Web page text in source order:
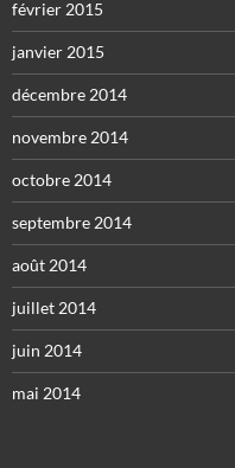
février 2015
janvier 2015
décembre 2014
novembre 2014
octobre 2014
septembre 2014
août 2014
juillet 2014
juin 2014
mai 2014